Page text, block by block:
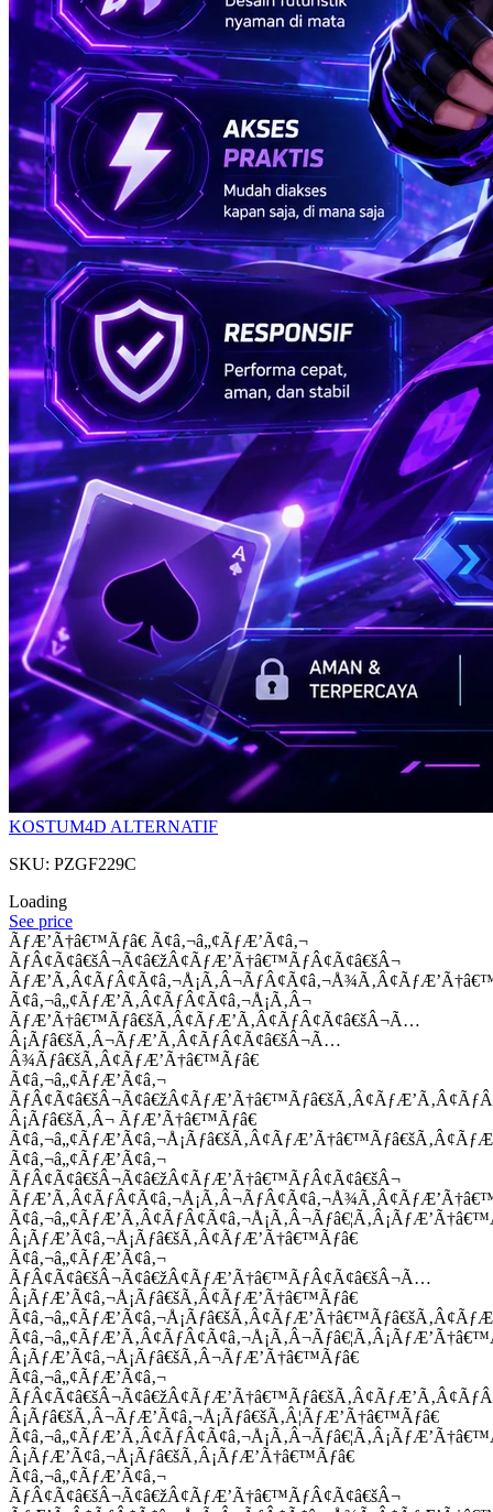
KOSTUM4D ALTERNATIF
SKU: PZGF229C
Loading
See price
ÃƒÆ’Ã†â€™Ãƒâ€ Ã¢â‚¬â„¢ÃƒÆ’Ã¢â‚¬
ÃƒÂ¢Ã¢â€šÂ¬Ã¢â€žÂ¢ÃƒÆ’Ã†â€™ÃƒÂ¢Ã¢â€šÂ¬
Ã¢â‚¬â„¢ÃƒÆ’Ã‚Â¢ÃƒÂ¢Ã¢â‚¬Å¡Ã‚Â¬
ÃƒÆ’Ã†â€™Ãƒâ€šÃ‚Â¢ÃƒÆ’Ã‚Â¢ÃƒÂ¢Ã¢â€šÂ¬Ã…
Â¡Ãƒâ€šÃ‚Â¬ÃƒÆ’Ã‚Â¢ÃƒÂ¢Ã¢â€šÂ¬Ã…
Â¾Ãƒâ€šÃ‚Â¢ÃƒÆ’Ã†â€™Ãƒâ€
Ã¢â‚¬â„¢ÃƒÆ’Ã¢â‚¬
Â¡Ãƒâ€šÃ‚Â¬ ÃƒÆ’Ã†â€™Ãƒâ€
Ã¢â‚¬â„¢ÃƒÆ’Ã¢â‚¬
ÃƒÂ¢Ã¢â€šÂ¬Ã¢â€žÂ¢ÃƒÆ’Ã†â€™ÃƒÂ¢Ã¢â€šÂ¬
Â¡ÃƒÆ’Ã¢â‚¬Å¡Ãƒâ€šÃ‚Â¢ÃƒÆ’Ã†â€™Ãƒâ€
Ã¢â‚¬â„¢ÃƒÆ’Ã¢â‚¬
ÃƒÂ¢Ã¢â€šÂ¬Ã¢â€žÂ¢ÃƒÆ’Ã†â€™ÃƒÂ¢Ã¢â€šÂ¬Ã…
Â¡ÃƒÆ’Ã¢â‚¬Å¡Ãƒâ€šÃ‚Â¢ÃƒÆ’Ã†â€™Ãƒâ€
Â¡ÃƒÆ’Ã¢â‚¬Å¡Ãƒâ€šÃ‚Â¬ÃƒÆ’Ã†â€™Ãƒâ€
Ã¢â‚¬â„¢ÃƒÆ’Ã¢â‚¬
Â¡Ãƒâ€šÃ‚Â¬ÃƒÆ’Ã¢â‚¬Å¡Ãƒâ€šÃ‚Â¦ÃƒÆ’Ã†â€™Ãƒâ€
Â¡ÃƒÆ’Ã¢â‚¬Å¡Ãƒâ€šÃ‚Â¡ÃƒÆ’Ã†â€™Ãƒâ€
Ã¢â‚¬â„¢ÃƒÆ’Ã¢â‚¬
ÃƒÂ¢Ã¢â€šÂ¬Ã¢â€žÂ¢ÃƒÆ’Ã†â€™ÃƒÂ¢Ã¢â€šÂ¬